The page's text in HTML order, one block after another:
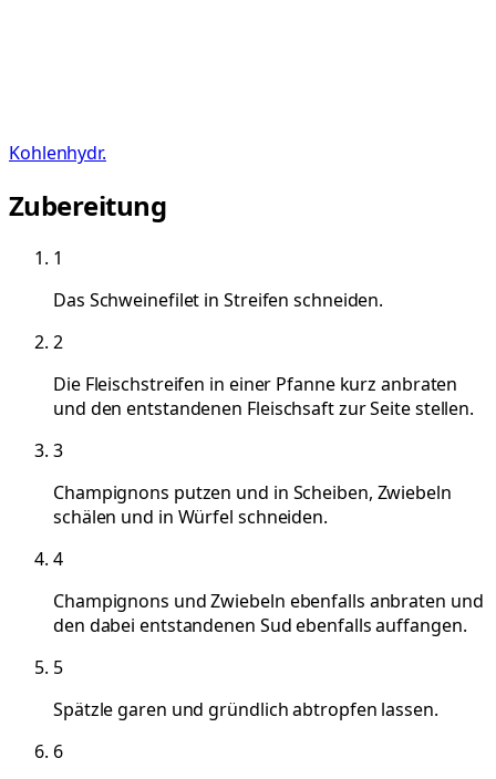
Kohlenhydr.
Zubereitung
1
Das Schweinefilet in Streifen schneiden.
2
Die Fleischstreifen in einer Pfanne kurz anbraten
und den entstandenen Fleischsaft zur Seite stellen.
3
Champignons putzen und in Scheiben, Zwiebeln
schälen und in Würfel schneiden.
4
Champignons und Zwiebeln ebenfalls anbraten und
den dabei entstandenen Sud ebenfalls auffangen.
5
Spätzle garen und gründlich abtropfen lassen.
6